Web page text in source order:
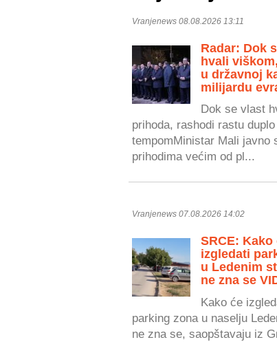
Vranjenews 08.08.2026 13:11
Radar: Dok
hvali
u državnoj
milijardu
Dok se vlast
prihoda, rashodi rastu
tempomMinistar Mali javno
prihodima većim od pl...
Vranjenews 07.08.2026 14:02
SRCE: Kako
izgledati
u Ledenim
ne zna se
Kako će
parking zona u naselju
ne zna se, saopštavaju iz